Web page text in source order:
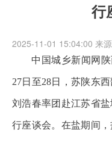
行
2025-11-01 15:04:00 来
中国城乡新闻网
27日至28日，苏陕东
刘浩春率团赴江苏省
行座谈会。在盐期间